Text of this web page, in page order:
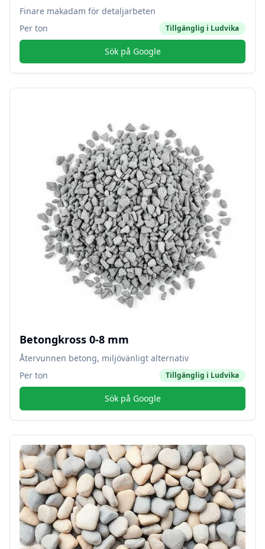
Finare makadam för detaljarbeten
Per ton
Tillgänglig i Ludvika
Sök på Google
Betongkross 0-8 mm
Återvunnen betong, miljövänligt alternativ
Per ton
Tillgänglig i Ludvika
Sök på Google